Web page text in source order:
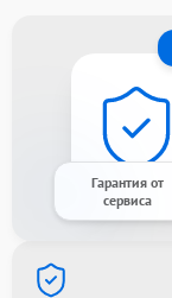
Гарантия от
сервиса